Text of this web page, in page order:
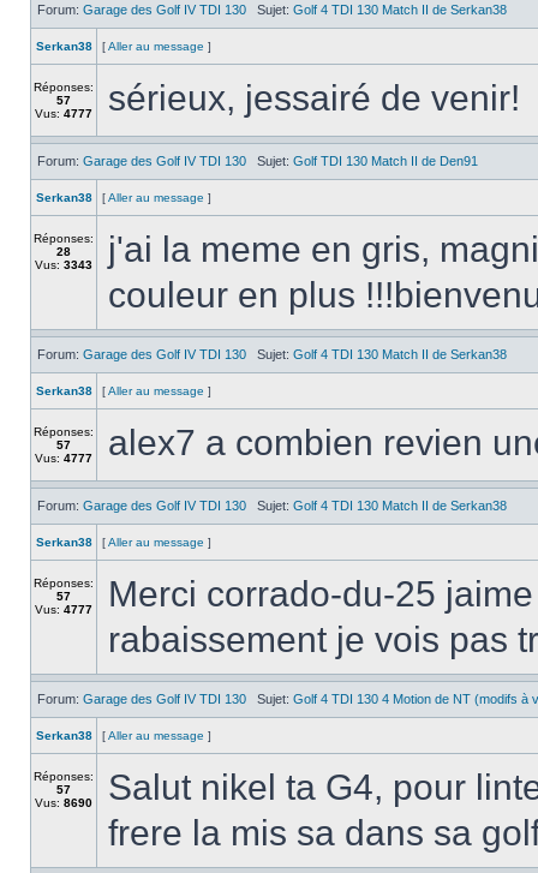
Forum: Garage des Golf IV TDI 130 Sujet: Golf 4 TDI 130 Match II de Serkan38
Serkan38 [Aller au message ]
Réponses:
57
Vus: 4777 sérieux, jessairé de venir!
Forum: Garage des Golf IV TDI 130 Sujet: Golf TDI 130 Match II de Den91
Serkan38 [Aller au message ]
Réponses:
28
Vus: 3343
j'ai la meme en gris,
couleur en plus
Forum: Garage des Golf IV TDI 130 Sujet: Golf 4 TDI 130 Match II de Serkan38
Serkan38 [Aller au message ]
Réponses:
57
Vus: 4777 alex7 a combien revien
Forum: Garage des Golf IV TDI 130 Sujet: Golf 4 TDI 130 Match II de Serkan38
Serkan38 [Aller au message ]
Réponses:
57
Vus: 4777
Merci corrado-du-25
rabaissement je vois pas
Forum: Garage des Golf IV TDI 130 Sujet: Golf 4 TDI 130 4 Motion de NT (modifs à
Serkan38 [Aller au message ]
Réponses:
57
Vus: 8690
Salut nikel ta G4, pour
frere la mis sa dans sa